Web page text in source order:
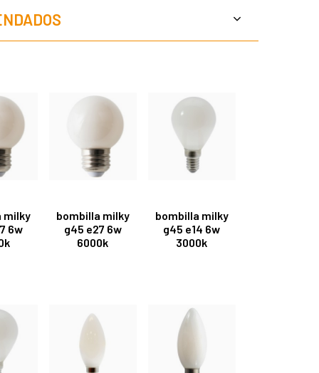
milky
6w
bombilla milky
g45 e27 6w
6000k
bombilla milky
g45 e14 6w
3000k